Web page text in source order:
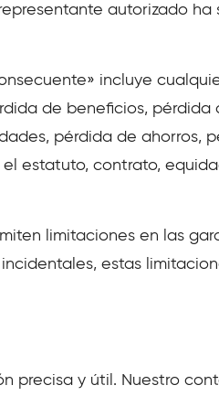
autorizado
incluye
de beneficios, pérdida
pérdida de ahorros,
estatuto, contrato,
limitaciones en las
estas
precisa y útil. Nuestro